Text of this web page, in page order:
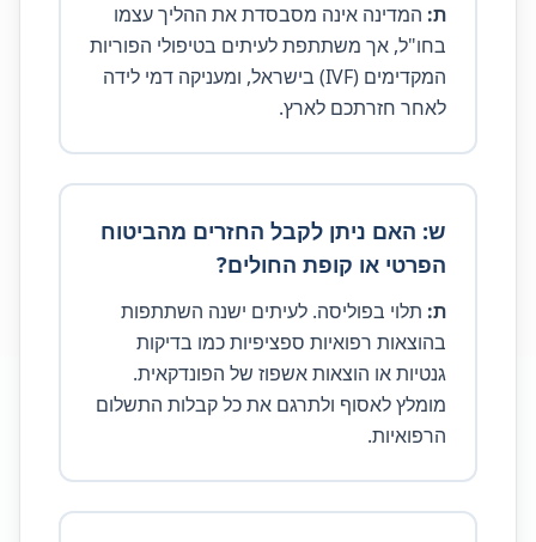
ת: המדינה אינה מסבסדת את ההליך עצמו
בחו"ל, אך משתתפת לעיתים בטיפולי הפוריות
המקדימים (IVF) בישראל, ומעניקה דמי לידה
לאחר חזרתכם לארץ.
ש: האם ניתן לקבל החזרים מהביטוח
הפרטי או קופת החולים?
ת: תלוי בפוליסה. לעיתים ישנה השתתפות
בהוצאות רפואיות ספציפיות כמו בדיקות
גנטיות או הוצאות אשפוז של הפונדקאית.
מומלץ לאסוף ולתרגם את כל קבלות התשלום
הרפואיות.